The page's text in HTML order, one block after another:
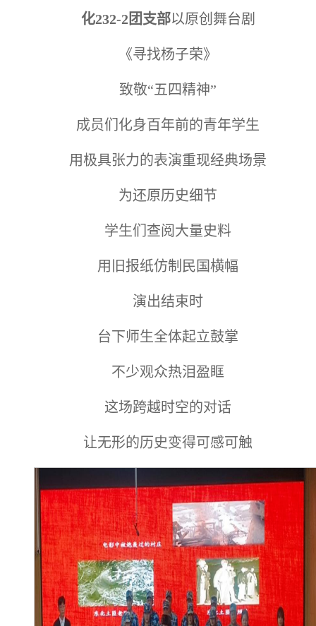
化232-2团支部以原创舞台剧
《寻找杨子荣》
致敬“五四精神”
成员们化身百年前的青年学生
用极具张力的表演重现经典场景
为还原历史细节
学生们查阅大量史料
用旧报纸仿制民国横幅
演出结束时
台下师生全体起立鼓掌
不少观众热泪盈眶
这场跨越时空的对话
让无形的历史变得可感可触